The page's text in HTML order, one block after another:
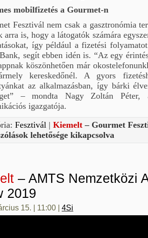
mobilfizetés a Gourmet-n
Fesztivál nem csak a gasztronómia
arra is, hogy a látogatók számára
így például a fizetési
segít ebben idén is. “Az egy
köszönhetően már
kereskedőnél. A gyors
az alkalmazásban, így bárki
– mondta Nagy Zoltán
igazgatója.
Fesztivál | Kiemelt – Gourmet
lehetősége kikapcsolva
– AMTS Nemzetközi
2019
15. | 11:00 | 4Si